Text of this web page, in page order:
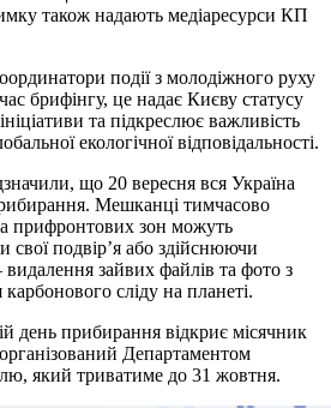
також надають медіаресурси КП
події з молодіжного руху
брифінгу, це надає Києву статусу
та підкреслює важливість
екологічної відповідальності.
що 20 вересня вся Україна
Мешканці тимчасово
прифронтових зон можуть
подвір’я або здійснюючи
зайвих файлів та фото з
сліду на планеті.
день прибирання відкриє місячник
Департаментом
який триватиме до 31 жовтня.